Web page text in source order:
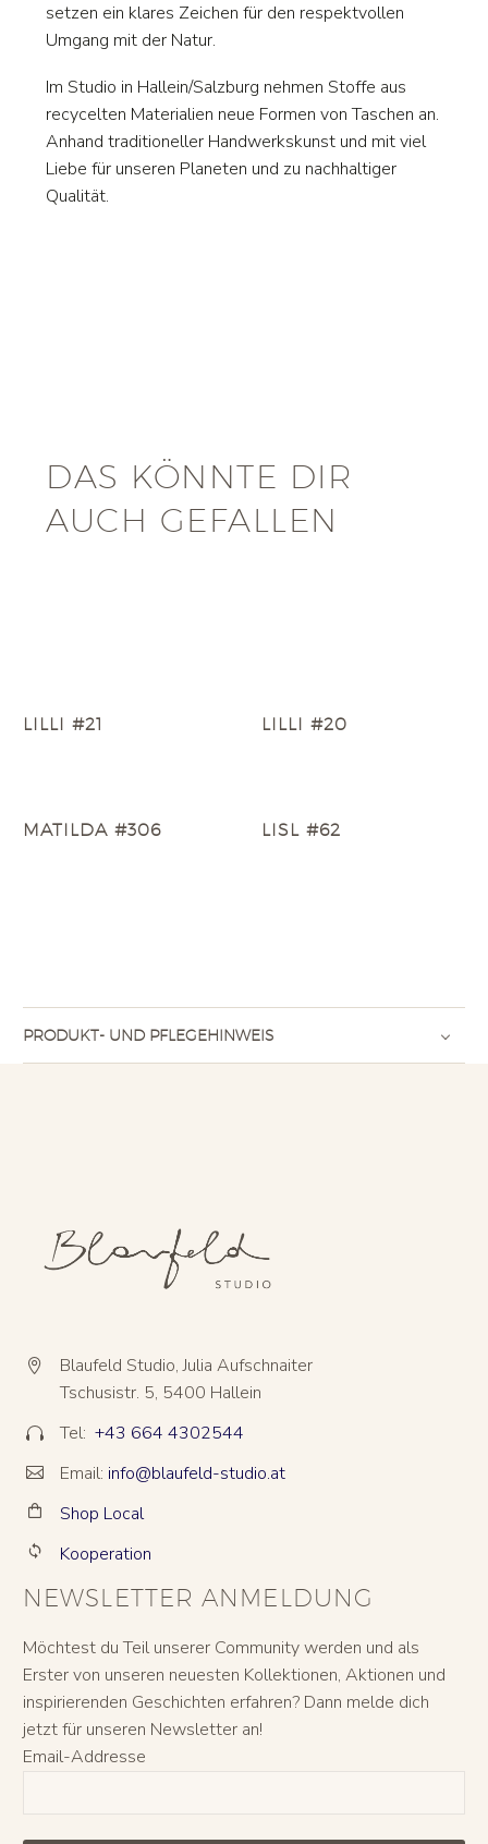
setzen ein klares Zeichen für den respektvollen
Umgang mit der Natur.
Im Studio in Hallein/Salzburg nehmen Stoffe aus
recycelten Materialien neue Formen von Taschen an.
Anhand traditioneller Handwerkskunst und mit viel
Liebe für unseren Planeten und zu nachhaltiger
Qualität.
DAS KÖNNTE DIR
AUCH GEFALLEN
LILLI #21 LILLI #20
MATILDA #306 LISL #62
PRODUKT- UND PFLEGEHINWEIS


Blaufeld Studio, Julia Aufschnaiter
Tschusistr. 5, 5400 Hallein

 Tel: +43 664 4302544

 Email: info@blaufeld-studio.at

 Shop Local

 Kooperation
NEWSLETTER ANMELDUNG
Möchtest du Teil unserer Community werden und als
Erster von unseren neuesten Kollektionen, Aktionen und
inspirierenden Geschichten erfahren? Dann melde dich
jetzt für unseren Newsletter an!
Email-Addresse